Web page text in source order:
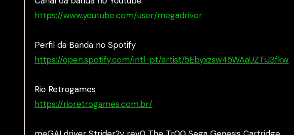
https://www.youtube.com/user/megadriver
Perfil da Banda no Spotify
https://open.spotify.com/intl-pt/artist/5Ebyxzsw45WAaUZTiJ3fkw
Rio Retrogames
https://rioretrogames.com.br/